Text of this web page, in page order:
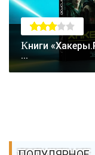
Книги «Хакеры.RU» и «Белый хакер» еще можно
...